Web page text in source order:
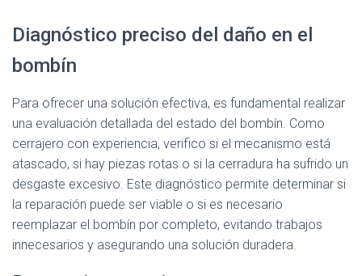
Diagnóstico preciso del daño en el
bombín
Para ofrecer una solución efectiva, es fundamental realizar
una evaluación detallada del estado del bombín. Como
cerrajero con experiencia, verifico si el mecanismo está
atascado, si hay piezas rotas o si la cerradura ha sufrido un
desgaste excesivo. Este diagnóstico permite determinar si
la reparación puede ser viable o si es necesario
reemplazar el bombín por completo, evitando trabajos
innecesarios y asegurando una solución duradera.